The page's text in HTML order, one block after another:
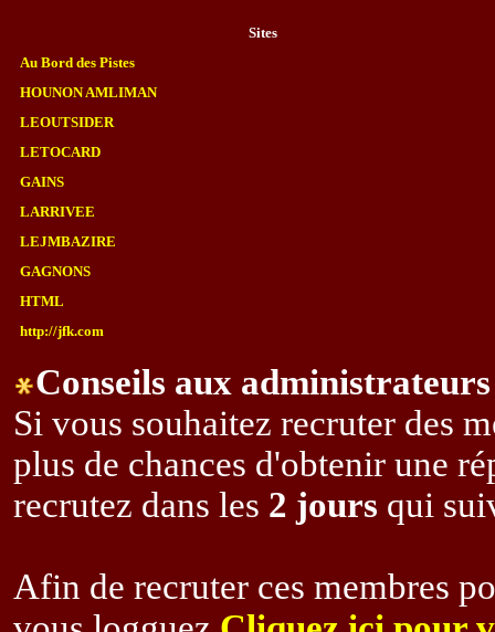
Sites
Au Bord des Pistes
HOUNON AMLIMAN
LEOUTSIDER
LETOCARD
GAINS
LARRIVEE
LEJMBAZIRE
GAGNONS
HTML
http://jfk.com
Conseils aux
Si vous souhaitez recruter des
plus de chances d'obtenir une
recrutez dans les 2 jours qui
Afin de recruter ces membres